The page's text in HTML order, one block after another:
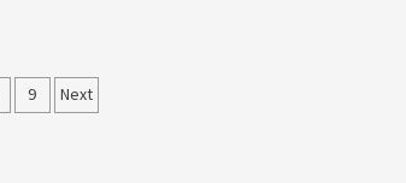
9 NextCollezione 100, sebuah koleksi motor edisi
terbatas yang mengangkat kembali sejumlah